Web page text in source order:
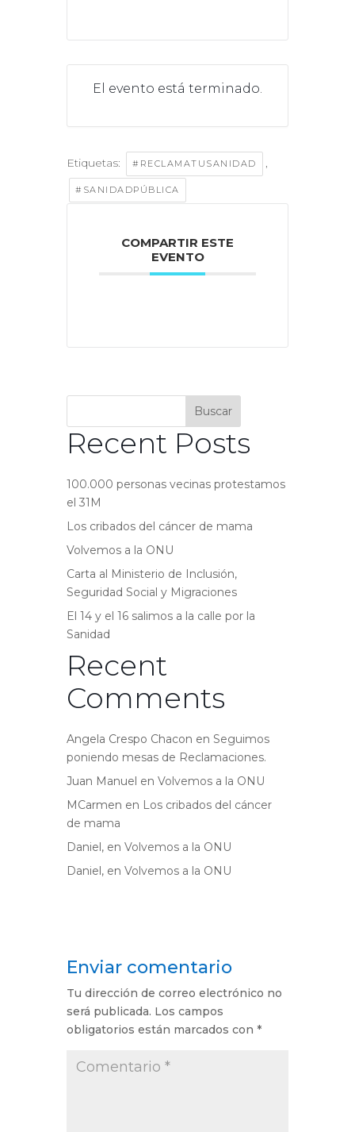
El evento está terminado.
Etiquetas: #RECLAMATUSANIDAD ,
#SANIDADPÚBLICA
COMPARTIR ESTE
EVENTO
Buscar
Recent Posts
100.000 personas vecinas protestamos
el 31M
Los cribados del cáncer de mama
Volvemos a la ONU
Carta al Ministerio de Inclusión,
Seguridad Social y Migraciones
El 14 y el 16 salimos a la calle por la
Sanidad
Recent
Comments
Angela Crespo Chacon en Seguimos
poniendo mesas de Reclamaciones.
Juan Manuel en Volvemos a la ONU
MCarmen en Los cribados del cáncer
de mama
Daniel, en Volvemos a la ONU
Daniel, en Volvemos a la ONU
Enviar comentario
Tu dirección de correo electrónico no
será publicada. Los campos
obligatorios están marcados con *